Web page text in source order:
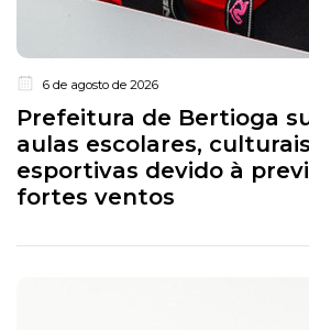
6 de agosto de 2026
Prefeitura de Bertioga
aulas escolares,
esportivas devido à
fortes ventos